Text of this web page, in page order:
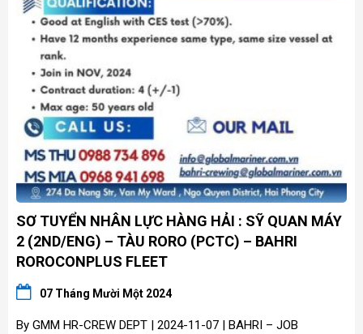
SƠ TUYỂN NHÂN LỰC HÀNG HẢI : SỸ QUAN MÁY
2 (2ND/ENG) – TÀU RORO (PCTC) – BAHRI
ROROCONPLUS FLEET
07 Tháng Mười Một 2024
By GMM HR-CREW DEPT | 2024-11-07 | BAHRI – JOB